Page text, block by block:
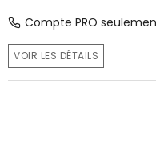
Compte PRO
VOIR LES DÉTAILS